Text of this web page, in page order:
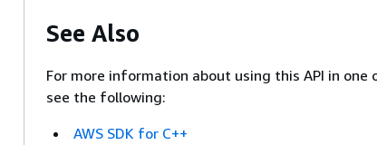
See Also
For more information about using this API in one
see the following:
AWS SDK for C++